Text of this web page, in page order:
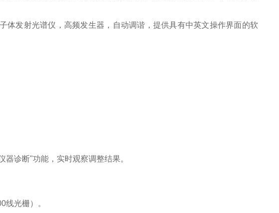
体发射光谱仪，高频发生器，自动调谐，提供具有中英文操作界面的软
诊断"功能，实时观察调整结果。
线光栅）。